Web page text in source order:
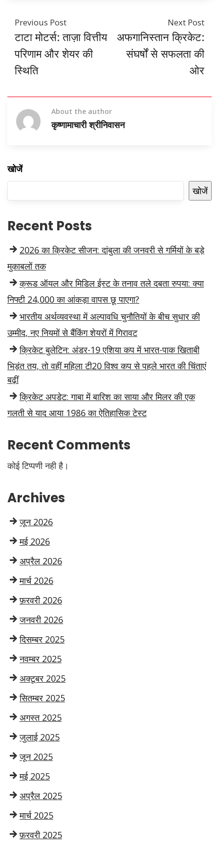
Previous Post
टाटा मोटर्स: ताज़ा वित्तीय
परिणाम और शेयर की
स्थिति
Next Post
अफगानिस्तान क्रिकेट:
संघर्षों से सफलता की
ओर
About the author
कृष्णामाचारी श्रीनिवासन
खोजें
खोजें
Recent Posts
2026 का क्रिकेट सीजन: दांबुला की जनवरी से गर्मियों के बड़े
मुकाबलों तक
क्रूड ऑयल और मिडिल ईस्ट के तनाव तले दबता रुपया: क्या
निफ्टी 24,000 का आंकड़ा वापस छू पाएगा?
भारतीय अर्थव्यवस्था में अल्पावधि चुनौतियों के बीच सुधार की
उम्मीद, नए नियमों से बैंकिंग शेयरों में गिरावट
क्रिकेट बुलेटिन: अंडर-19 एशिया कप में भारत-पाक खिताबी
भिड़ंत तय, तो वहीं महिला टी20 विश्व कप से पहले भारत की चिंताएं
बढ़ीं
क्रिकेट अपडेट: गाबा में बारिश का साया और मिलर की एक
गलती से याद आया 1986 का ऐतिहासिक टेस्ट
Recent Comments
कोई टिप्पणी नही है।
Archives
जून 2026
मई 2026
अप्रैल 2026
मार्च 2026
फ़रवरी 2026
जनवरी 2026
दिसम्बर 2025
नवम्बर 2025
अक्टूबर 2025
सितम्बर 2025
अगस्त 2025
जुलाई 2025
जून 2025
मई 2025
अप्रैल 2025
मार्च 2025
फ़रवरी 2025